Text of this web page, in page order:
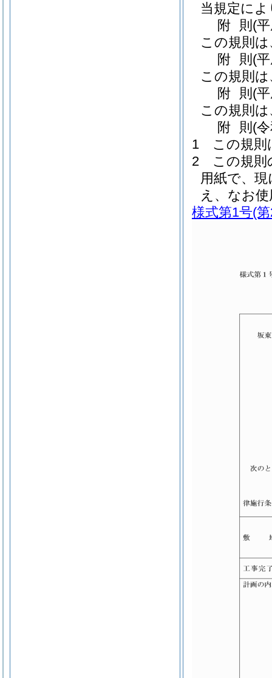
当規定に
附 則 (
この規則
附 則 (
この規則
附 則 (
この規則
附 則 (
1
この規則
2
この規則
用紙で、
え、なお
様式第1号(